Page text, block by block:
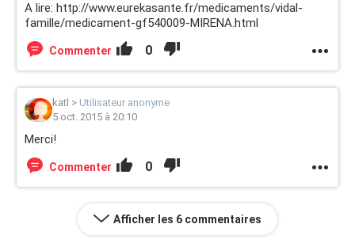
A lire: http://www.eurekasante.fr/medicaments/vidal-
famille/medicament-gf540009-MIRENA.html
Commenter 0
katl > Utilisateur anonyme
5 oct. 2015 à 20:10
Merci!
Commenter 0
Afficher les 6 commentaires